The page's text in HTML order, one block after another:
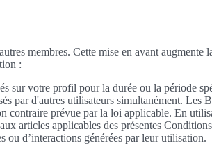
membres. Cette mise en avant augmente
:
sur votre profil pour la durée ou la période
par d'autres utilisateurs simultanément. Les
contraire prévue par la loi applicable. En
articles applicables des présentes
ou d’interactions générées par leur utilisation.